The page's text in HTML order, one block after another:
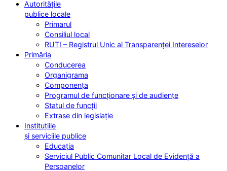
Autoritățile
publice locale
Primarul
Consiliul local
RUTI – Registrul Unic al Transparenței Intereselor
Primăria
Conducerea
Organigrama
Componența
Programul de funcționare și de audiențe
Statul de funcții
Extrase din legislație
Instituțiile
și serviciile publice
Educația
Serviciul Public Comunitar Local de Evidență a
Persoanelor